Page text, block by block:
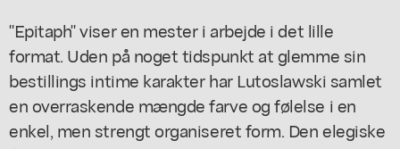
"Epitaph" viser en mester i arbejde i det lille
format. Uden på noget tidspunkt at glemme sin
bestillings intime karakter har Lutoslawski samlet
en overraskende mængde farve og følelse i en
enkel, men strengt organiseret form. Den elegiske